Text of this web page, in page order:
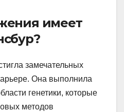
имеет
замечательных
Она выполнила
генетики, которые
методов